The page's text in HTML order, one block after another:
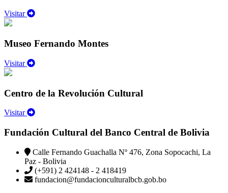
Visitar
Museo Fernando Montes
Visitar
Centro de la Revolución Cultural
Visitar
Fundación Cultural del Banco Central de Bolivia
Calle Fernando Guachalla Nº 476, Zona Sopocachi, La
Paz - Bolivia
(+591) 2 424148 - 2 418419
fundacion@fundacionculturalbcb.gob.bo